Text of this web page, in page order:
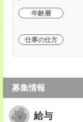
年齢層
仕事の仕方
募集情報
給与